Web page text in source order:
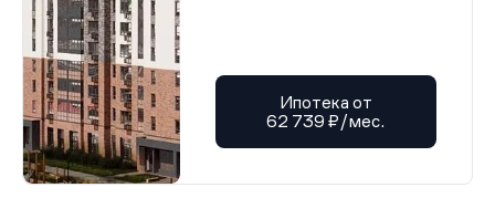
Ипотека от
62 739 ₽/мес.